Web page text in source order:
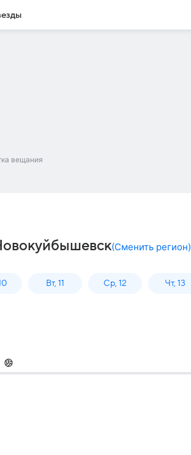
вещания
(Сменить регион)
Вт, 11 Ср, 12 Чт, 13